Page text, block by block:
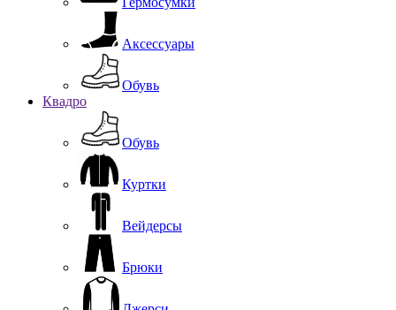
Аксессуары
Обувь
Квадро
Обувь
Куртки
Вейдерсы
Брюки